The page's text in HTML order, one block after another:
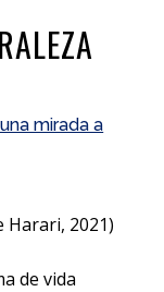
mirada a
Harari, 2021)
de vida